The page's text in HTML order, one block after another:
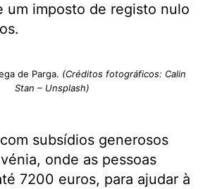
um imposto de registo nulo
de Parga. (Créditos fotográficos: Calin
Stan – Unsplash)
subsídios generosos
onde as pessoas
7200 euros, para ajudar à